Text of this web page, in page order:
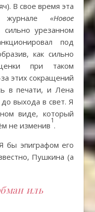
В свое время эта
журнале «Новое
урезанном
под
как сильно
при таком
этих сокращений
в печати, и Лена
выхода в свет. Я
виде, который
не изменив
1
.
бы эпиграфом его
Пушкина (а
иль